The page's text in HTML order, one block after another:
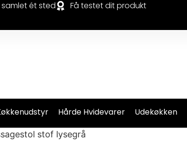
samlet ét sted Få testet dit produkt
Hårde Hvidevarer Udekøkken
stof lysegrå